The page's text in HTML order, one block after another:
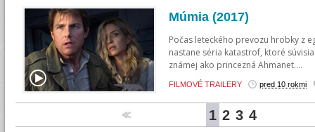
Múmia (2017)
Počas leteckého prevozu hrobky z
nastane séria katastrof, ktoré
známej ako princezná Ahmanet....
FILMOVÉ TRAILERY pred 10 rokmi
1 2 3 4